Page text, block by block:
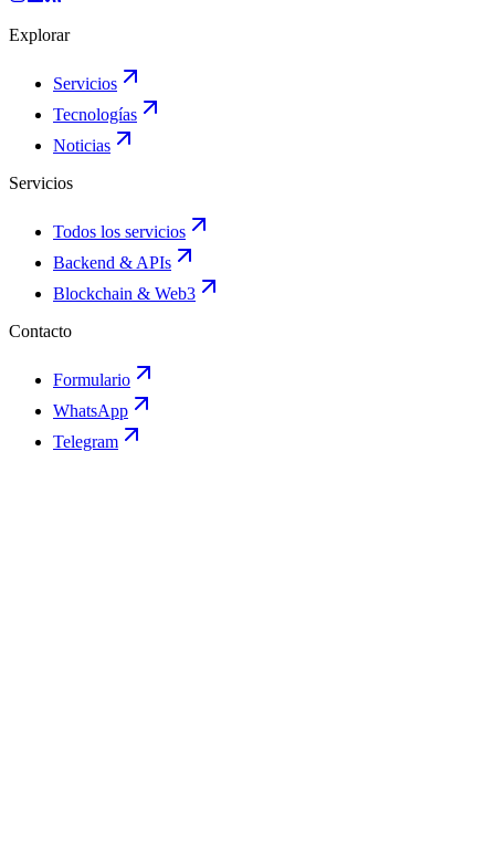
Explorar
Servicios
Tecnologías
Noticias
Servicios
Todos los servicios
Backend & APIs
Blockchain & Web3
Contacto
Formulario
WhatsApp
Telegram